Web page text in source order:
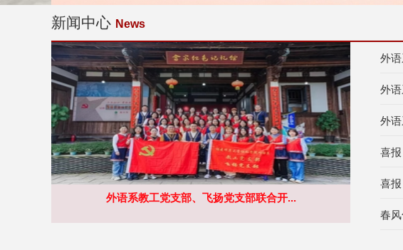
新闻中心 News
外语系教工党支部、飞扬党支部联合开...
外
外
外
喜
喜
春